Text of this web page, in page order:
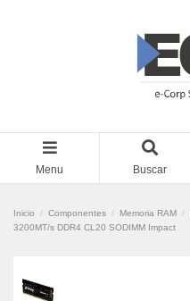
Menu Buscar
Inicio Componentes Memoria RAM
3200MT/s DDR4 CL20 SODIMM Impact